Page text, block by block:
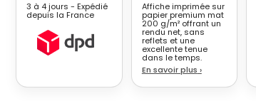
of
calligraphie
blanc
3 à 4 jours - Expédié
depuis la France
Affiche imprimée sur
papier premium mat
200 g/m² offrant un
rendu net, sans
reflets et une
excellente tenue
dans le temps.
En savoir plus ›